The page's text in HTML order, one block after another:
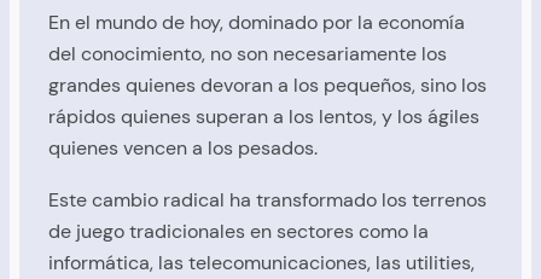
En el mundo de hoy, dominado por la economía
del conocimiento, no son necesariamente los
grandes quienes devoran a los pequeños, sino los
rápidos quienes superan a los lentos, y los ágiles
quienes vencen a los pesados.
Este cambio radical ha transformado los terrenos
de juego tradicionales en sectores como la
informática, las telecomunicaciones, las utilities,